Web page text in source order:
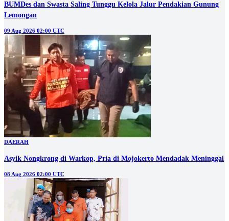
BUMDes dan Swasta Saling Tunggu Kelola Jalur Pendakian Gunung
Lemongan
09 Aug 2026 02:00 UTC
DAERAH
Asyik Nongkrong di Warkop, Pria di Mojokerto Mendadak Meninggal
08 Aug 2026 02:00 UTC